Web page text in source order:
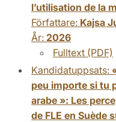
l’utilisation de la
Författare: Kajsa
År: 2026
Fulltext (PDF)
Kandidatuppsats:
peu importe si tu
arabe »: Les
de FLE en Suède